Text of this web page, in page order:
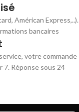
Américan Express,..).
bancaires
votre commande
7. Réponse sous 24